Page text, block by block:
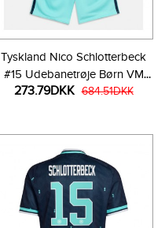
Tyskland Nico Schlotterbeck
#15 Udebanetrøje Børn VM
2026 Kortærmet (+ Korte
273.79DKK 684.51DKK